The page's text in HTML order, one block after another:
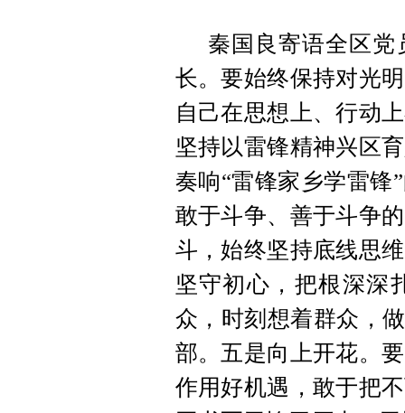
秦国良寄语全区党
长。要始终保持对光
自己在思想上、行动
坚持以雷锋精神兴区
奏响“雷锋家乡学雷锋
敢于斗争、善于斗争
斗，始终坚持底线思
坚守初心，把根深深
众，时刻想着群众，
部。五是向上开花。
作用好机遇，敢于把